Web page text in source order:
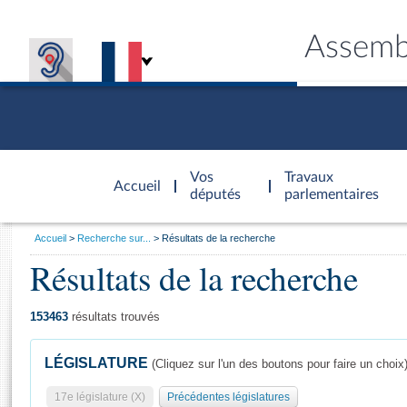
Accueil
d'accueil
Vos
députés
Travaux
parlementaires
Général
Vous
Accueil Recherche sur... Résultats de la recherche
Résultats de la recherche
153463 résultats trouvés
LÉGISLATURE (Cliquez sur l'un des boutons pour faire un choix)
17e législature (X) Précédentes législatures